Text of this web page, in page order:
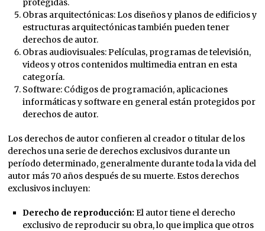
protegidas.
Obras arquitectónicas: Los diseños y planos de edificios y
estructuras arquitectónicas también pueden tener
derechos de autor.
Obras audiovisuales: Películas, programas de televisión,
videos y otros contenidos multimedia entran en esta
categoría.
Software: Códigos de programación, aplicaciones
informáticas y software en general están protegidos por
derechos de autor.
Los derechos de autor confieren al creador o titular de los
derechos una serie de derechos exclusivos durante un
período determinado, generalmente durante toda la vida del
autor más 70 años después de su muerte. Estos derechos
exclusivos incluyen:
Derecho de reproducción: El autor tiene el derecho
exclusivo de reproducir su obra, lo que implica que otros